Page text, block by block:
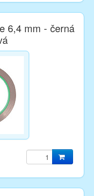
6,4 mm - černá